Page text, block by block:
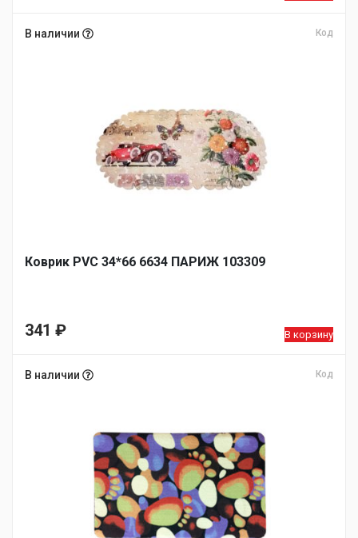
В наличии Код
Коврик PVC 34*66 6634 ПАРИЖ 103309
341 ₽ В корзину
В наличии Код